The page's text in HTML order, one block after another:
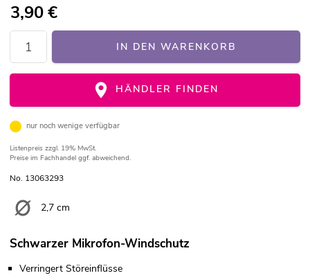
3,90€
IN DEN WARENKORB
HÄNDLER FINDEN
nur noch wenige verfügbar
Listenpreis zzgl. 19% MwSt.
Preise im Fachhandel ggf. abweichend.
No. 13063293
2,7 cm
Schwarzer Mikrofon-Windschutz
Verringert Störeinflüsse